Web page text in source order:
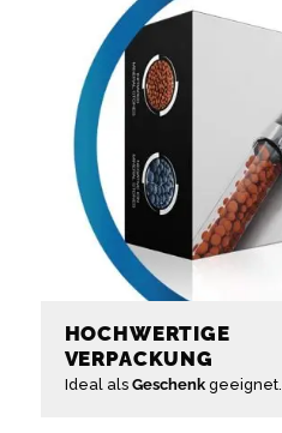
HOCHWERTIGE
VERPACKUNG
Ideal als Geschenkgeeignet.